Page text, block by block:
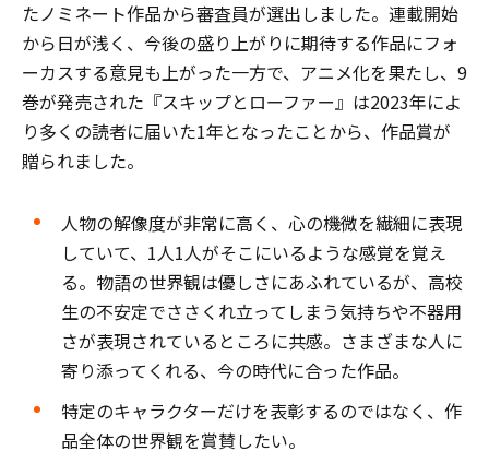
たノミネート作品から審査員が選出しました。連載開始
から日が浅く、今後の盛り上がりに期待する作品にフォ
ーカスする意見も上がった一方で、アニメ化を果たし、9
巻が発売された『スキップとローファー』は2023年によ
り多くの読者に届いた1年となったことから、作品賞が
贈られました。
人物の解像度が非常に高く、心の機微を繊細に表現
していて、1人1人がそこにいるような感覚を覚え
る。物語の世界観は優しさにあふれているが、高校
生の不安定でささくれ立ってしまう気持ちや不器用
さが表現されているところに共感。さまざまな人に
寄り添ってくれる、今の時代に合った作品。
特定のキャラクターだけを表彰するのではなく、作
品全体の世界観を賞賛したい。